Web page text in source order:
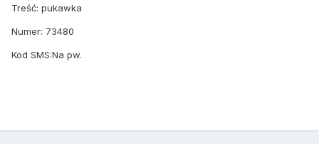
Treść: pukawka
Numer: 73480
Kod SMS:Na pw.